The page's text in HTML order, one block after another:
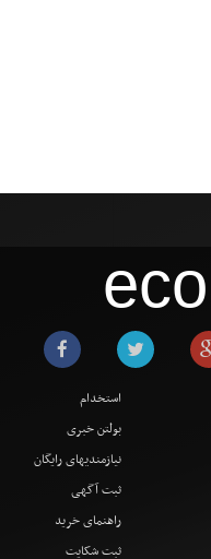
eco
استخدام
بولتن خبری
نیازمندیهای رایگان
ثبت آگهی
راهنمای خرید
ثبت شکایت